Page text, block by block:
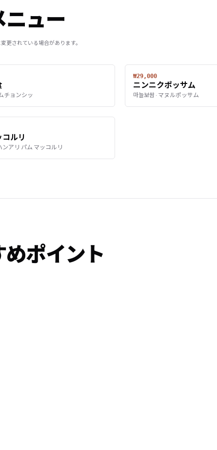
ニュー
更されている場合があります。
チョンシッ
₩29,000
ニンニクポッサム
마늘보쌈 · マヌルポッサム
ルリ
ンアリ パム マッコルリ
めポイント